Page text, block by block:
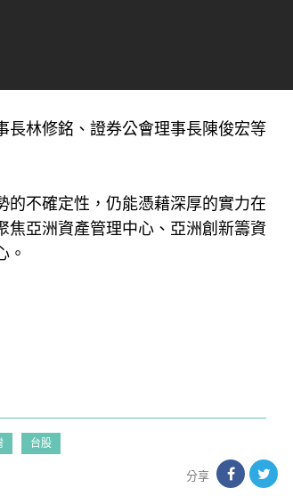
長林修銘、證券公會理事長陳俊宏等
的不確定性，仍能憑藉深厚的實力在
焦亞洲資產管理中心、亞洲創新籌資
。
台股
分享